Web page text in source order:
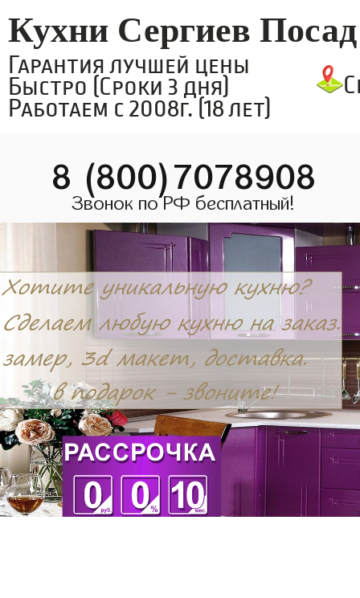
Кухни Сергиев Посад
Гарантия лучшей цены
Быстро (Сроки 3 дня)
Работаем с 2008г. (18 лет)
8 (800)7078908
Звонок по РФ бесплатный!